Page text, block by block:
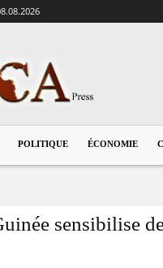
POLITIQUE ÉCONOMIE
sensibilise